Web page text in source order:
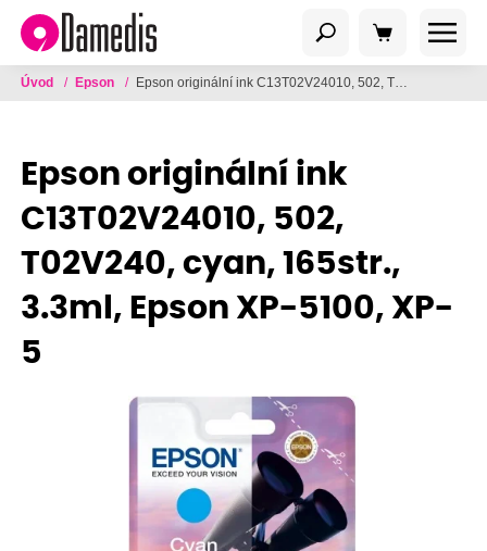
Úvod / Epson / Epson originální ink C13T02V24010, 502, T02V240, cyan, 165str., 3.3ml, Epson XP-5100, XP-5
Epson originální ink
C13T02V24010, 502,
T02V240, cyan, 165str.,
3.3ml, Epson XP-5100, XP-
5